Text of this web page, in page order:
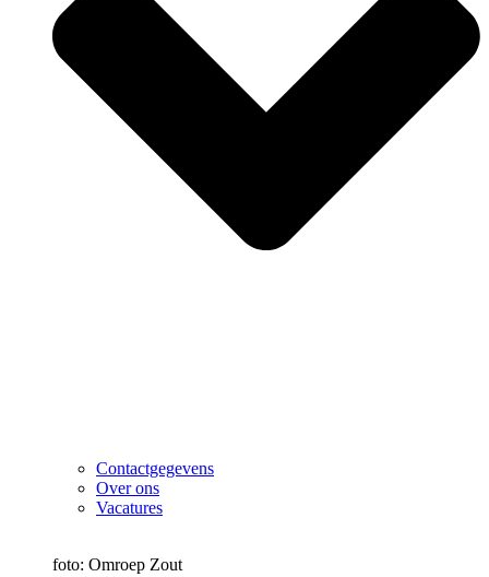
Contactgegevens
Over ons
Vacatures
foto: Omroep Zout